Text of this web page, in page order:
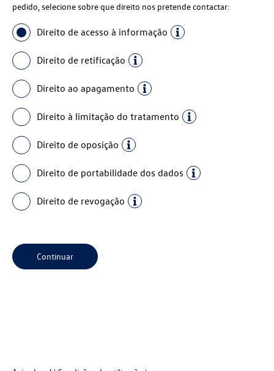
pedido, selecione sobre que direito nos pretende contactar:
Direito de acesso à informação
Direito de retificação
Direito ao apagamento
Direito à limitação do tratamento
Direito de oposição
Direito de portabilidade dos dados
Direito de revogação
Continuar